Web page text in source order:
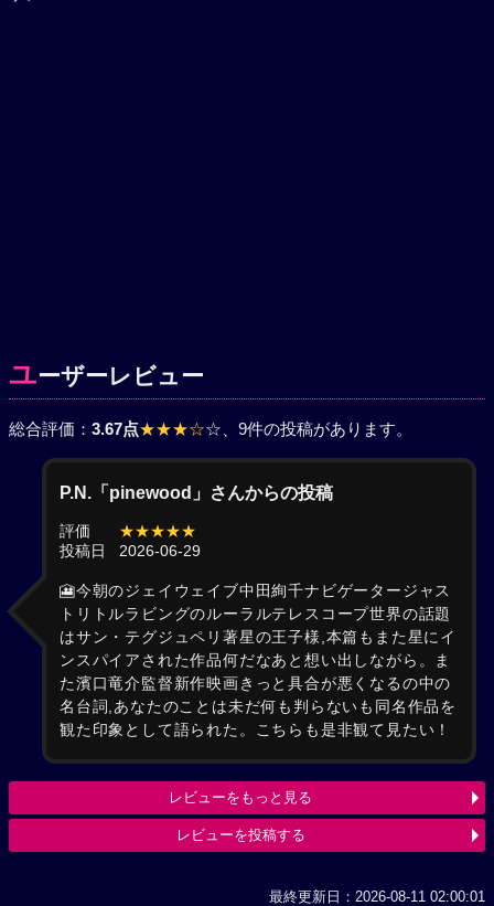
ユーザーレビュー
総合評価： 3.67点★★★☆☆ 、9件の投稿があります。
P.N.「pinewood」さんからの投稿
評価
★★★★★
投稿日
2026-06-29
🎦今朝のジェイウェイブ中田絢千ナビゲータージャス
トリトルラビングのルーラルテレスコープ世界の話題
はサン・テグジュペリ著星の王子様,本篇もまた星にイ
ンスパイアされた作品何だなあと想い出しながら。ま
た濱口竜介監督新作映画きっと具合が悪くなるの中の
名台詞,あなたのことは未だ何も判らないも同名作品を
観た印象として語られた。こちらも是非観て見たい！
レビューをもっと見る
レビューを投稿する
最終更新日：2026-08-11 02:00:01